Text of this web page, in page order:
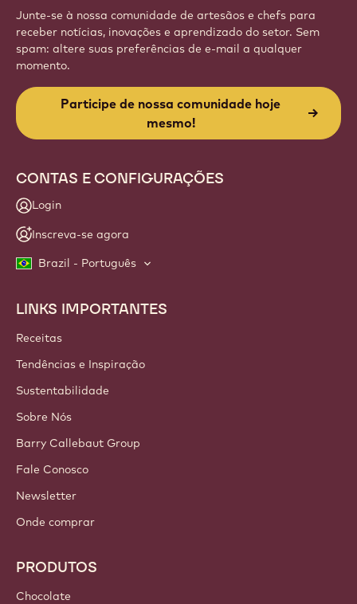
Junte-se à nossa comunidade de artesãos e chefs para
receber notícias, inovações e aprendizado do setor. Sem
spam: altere suas preferências de e-mail a qualquer
momento.
Participe de nossa comunidade hoje
mesmo!
CONTAS E CONFIGURAÇÕES
Login
Inscreva-se agora
Brazil - Português
Footer
Callebaut
LINKS IMPORTANTES
Receitas
Tendências e Inspiração
Sustentabilidade
Sobre Nós
Barry Callebaut Group
Fale Conosco
Newsletter
Onde comprar
PRODUTOS
Chocolate